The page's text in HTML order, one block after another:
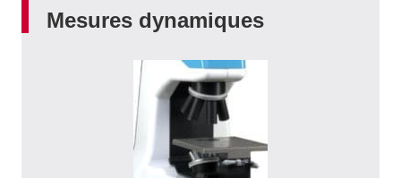
Mesures dynamiques